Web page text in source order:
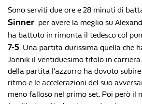
Sono serviti due ore e 28 minuti di
Sinner per avere la meglio su
ha battuto in rimonta il tedesco col
7-5. Una partita durissima quella che
Jannik il ventiduesimo titolo in
della partita l’azzurro ha dovuto
ritmo e le accelerazioni del suo
meno falloso nel primo set. Poi però il